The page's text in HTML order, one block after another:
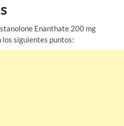
Enanthate 200 mg
los siguientes puntos: